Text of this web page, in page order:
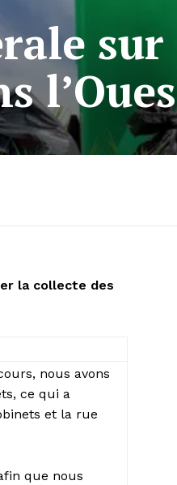
la collecte des
nous avons
ce qui a
et la rue
que nous